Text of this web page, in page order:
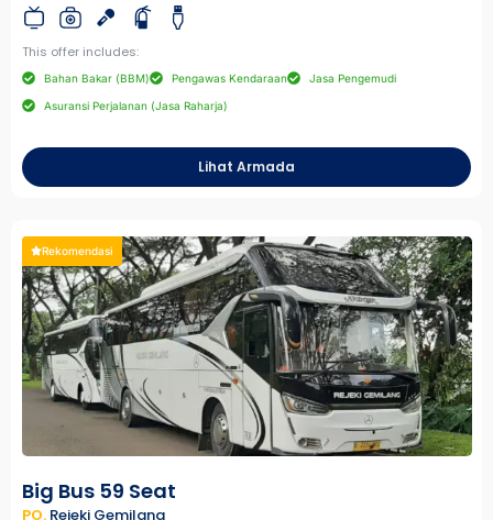
This offer includes:
Bahan Bakar (BBM) Pengawas Kendaraan Jasa Pengemudi
Asuransi Perjalanan (Jasa Raharja)
Lihat Armada
Rekomendasi
Big Bus 59 Seat
PO. Rejeki Gemilang